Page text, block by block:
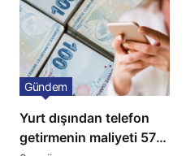
Yurt dışından telefon
getirmenin maliyeti 57
Gündem